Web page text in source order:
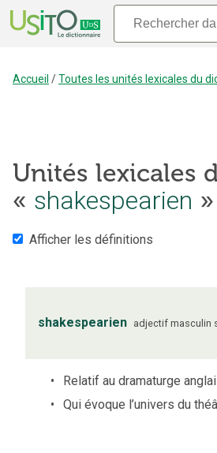
Accueil /Toutes les unités lexicales du
Unités lexicales
« shakespearien »
Afficher les définitions
shakespearien adjectif masculin
Relatif au dramaturge
Qui évoque l’univers du